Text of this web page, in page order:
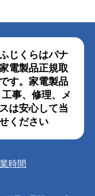
じくらはパナ
電製品正規取
す。家電製品
事、修理、メ
は安心して当
ください
時間